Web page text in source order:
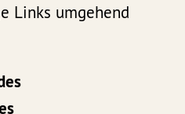
Links umgehend